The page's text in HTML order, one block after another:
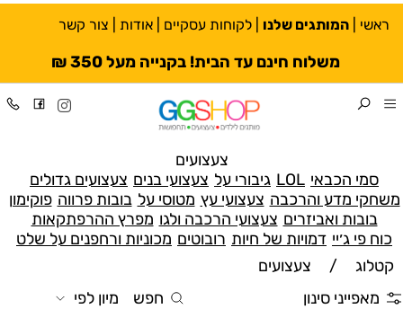
ראשי המותגים שלנו לקוחות עסקיים אודות צור קשר
משלוח חינם עד הבית! בקנייה מעל 350 ₪
צעצועים
סמי הכבאי LOL גיבורי על צעצועי בנים צעצועים גדולים
משחקי מדע והרכבה צעצועי עץ מטוסי על בובות פרווה פוקימון
בובות ואביזרים צעצועי הרכבה ולגו מפרץ ההרפתקאות
כוח פי ג׳יי דמויות של חיות רובוטים מכוניות ורחפנים על שלט
קטלוג
/
צעצועים
מאפייני סינון
חפש מיון לפי